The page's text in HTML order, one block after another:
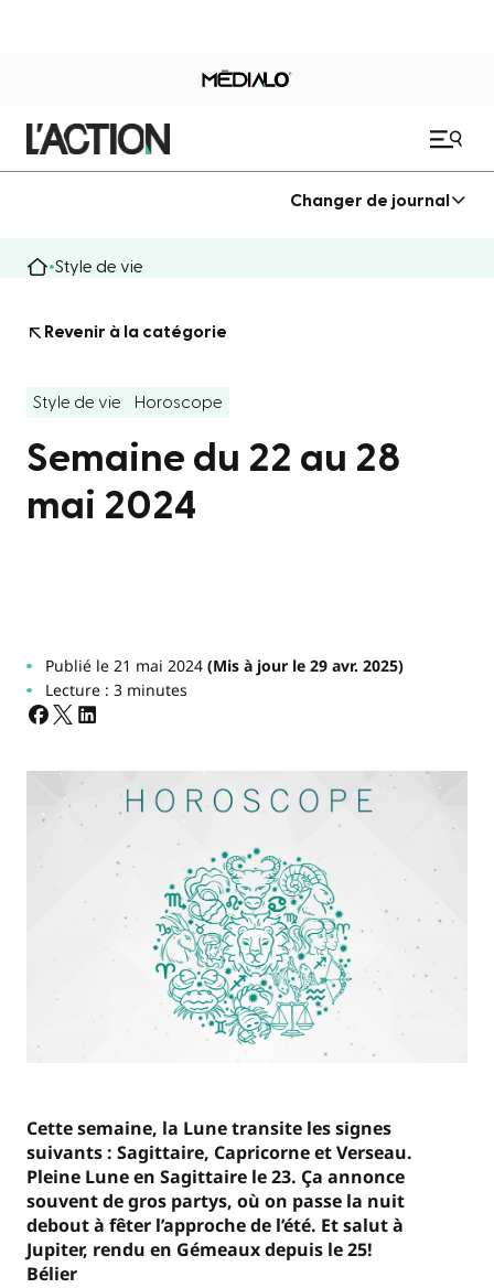
Changer de journal
Style de vie
Revenir à la catégorie
Style de vie Horoscope
Semaine du 22 au 28
mai 2024
Publié le 21 mai 2024(Mis à jour le 29 avr. 2025)
Lecture : 3 minutes
Cette semaine, la Lune transite les signes
suivants : Sagittaire, Capricorne et Verseau.
Pleine Lune en Sagittaire le 23. Ça annonce
souvent de gros partys, où on passe la nuit
debout à fêter l’approche de l’été. Et salut à
Jupiter, rendu en Gémeaux depuis le 25!
Bélier